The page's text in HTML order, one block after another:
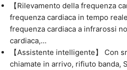
【Rilevamento della frequenza
frequenza cardiaca in tempo
frequenza cardiaca a infrarossi
cardiaca,...
【Assistente intelligente】 Con
chiamate in arrivo, rifiuto banda,